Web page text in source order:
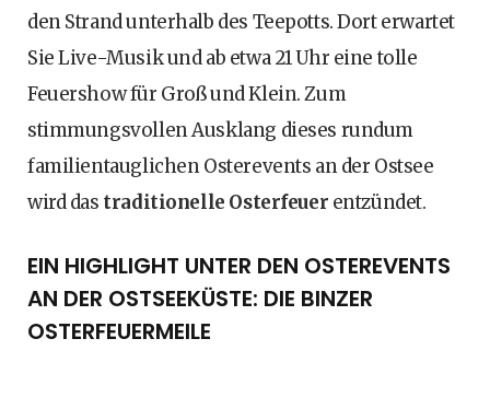
den Strand unterhalb des Teepotts. Dort erwartet
Sie Live-Musik und ab etwa 21 Uhr eine tolle
Feuershow für Groß und Klein. Zum
stimmungsvollen Ausklang dieses rundum
familientauglichen Osterevents an der Ostsee
wird das traditionelle Osterfeuer entzündet.
EIN HIGHLIGHT UNTER DEN OSTEREVENTS
AN DER OSTSEEKÜSTE: DIE BINZER
OSTERFEUERMEILE